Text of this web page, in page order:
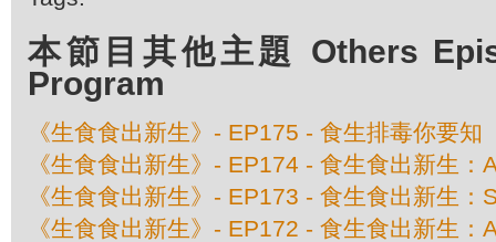
本節目其他主題 Others
Program
《生食食出新生》- EP175 - 食生排毒你要知
《生食食出新生》- EP174 - 食生食出新生：
《生食食出新生》- EP173 - 食生食出新生
《生食食出新生》- EP172 - 食生食出新生